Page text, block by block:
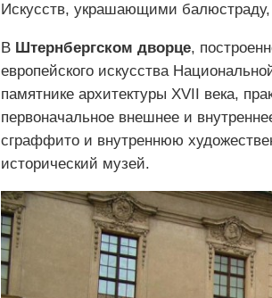
Искусств, украшающими
В Штернбергском дворце,
европейского искусства
памятнике архитектуры XVII века,
первоначальное внешнее и
сграффито и внутреннюю
исторический музей.